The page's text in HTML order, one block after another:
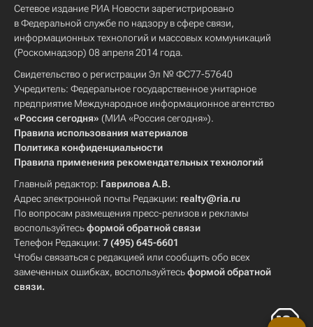
Сетевое издание РИА Новости зарегистрировано
в Федеральной службе по надзору в сфере связи,
информационных технологий и массовых коммуникаций
(Роскомнадзор) 08 апреля 2014 года.
Свидетельство о регистрации Эл № ФС77-57640
Учредитель: Федеральное государственное унитарное
предприятие Международное информационное агентство
«Россия сегодня» (МИА «Россия сегодня»).
Правила использования материалов
Политика конфиденциальности
Правила применения рекомендательных технологий
Главный редактор: Гаврилова А.В.
Адрес электронной почты Редакции: realty@ria.ru
По вопросам размещения пресс-релизов и рекламы
воспользуйтесьформой обратной связи
Телефон Редакции: 7 (495) 645-6601
Чтобы связаться с редакцией или сообщить обо всех
замеченных ошибках, воспользуйтесьформой обратной
связи.